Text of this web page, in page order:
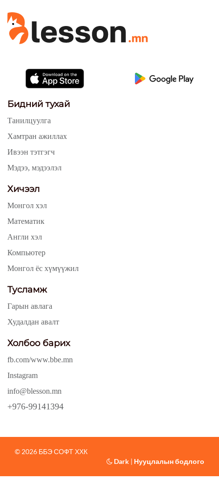
Бидний тухай
Танилцуулга
Хамтран ажиллах
Ивээн тэтгэгч
Мэдээ, мэдээлэл
Хичээл
Монгол хэл
Математик
Англи хэл
Компьютер
Монгол ёс хүмүүжил
Тусламж
Гарын авлага
Худалдан авалт
Холбоо барих
fb.com/www.bbe.mn
Instagram
info@blesson.mn
+976-99141394
© 2026 ББЭ СОФТ ХХК
Dark | Нууцлалын бодлого